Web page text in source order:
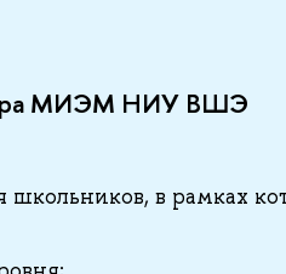
МИЭМ НИУ ВШЭ
в рамках